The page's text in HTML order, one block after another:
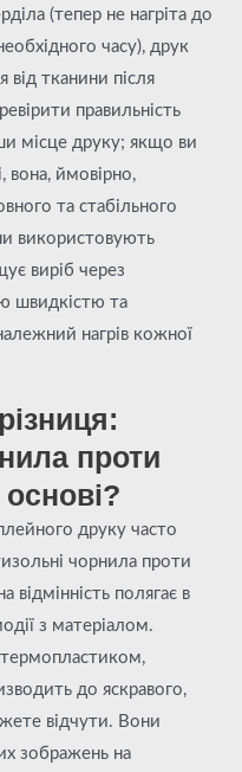
(тепер не нагріта до
часу), друк
від тканини після
правильність
місце друку; якщо ви
вона, ймовірно,
та стабільного
використовують
виріб через
швидкістю та
нагрів кожної
проти
друку часто
чорнила проти
відмінність полягає в
з матеріалом.
до яскравого,
відчути. Вони
зображень на